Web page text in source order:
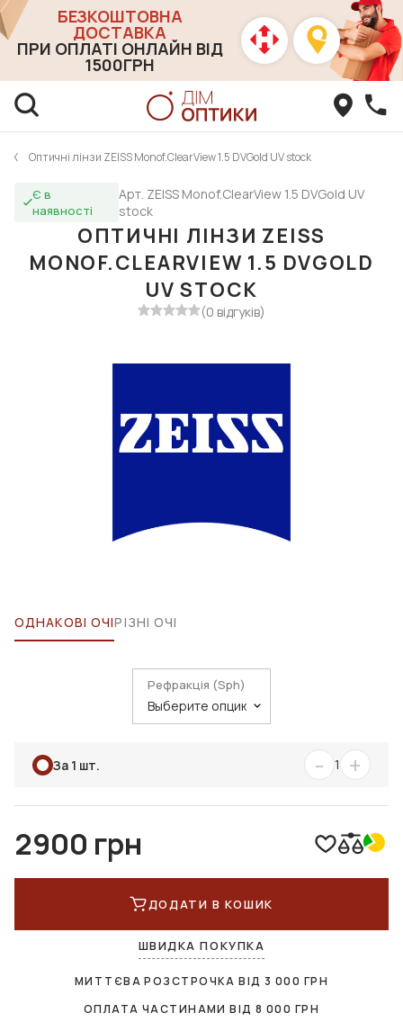
БЕЗКОШТОВНА
ДОСТАВКА
ПРИ ОПЛАТІ ОНЛАЙН ВІД
1500ГРН
Оптичні лінзи ZEISS Monof.ClearView 1.5 DVGold UV stock
Є в
наявності
Арт. ZEISS Monof.ClearView 1.5 DVGold UV
stock
ОПТИЧНІ ЛІНЗИ ZEISS
MONOF.CLEARVIEW 1.5 DVGOLD
UV STOCK
(0 відгуків)
ОДНАКОВІ ОЧІРІЗНІ ОЧІ
Рефракція (Sph)
За 1 шт. - 1 +
2900 грн
ДОДАТИ В КОШИК
ШВИДКА ПОКУПКА
МИТТЄВА РОЗСТРОЧКА ВІД 3 000 ГРН
ОПЛАТА ЧАСТИНАМИ ВІД8 000 ГРН